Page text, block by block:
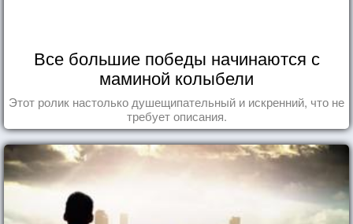
Все большие победы начинаются с
маминой колыбели
Этот ролик настолько душещипательный и искренний, что не
требует описания.